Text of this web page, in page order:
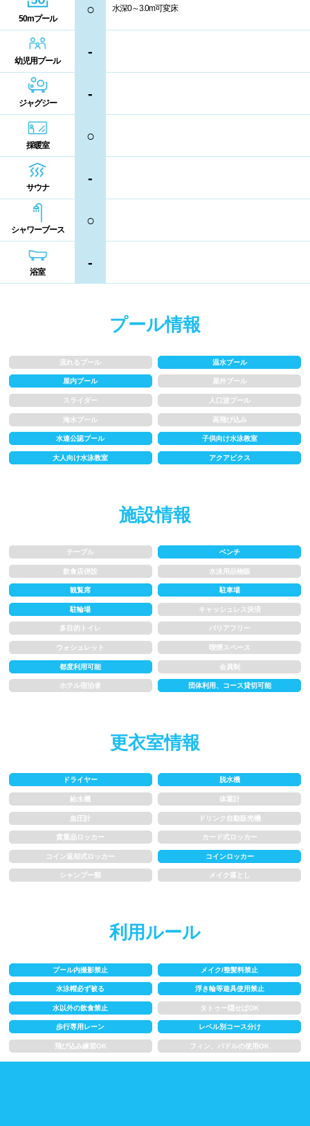
50mプール
○ 水深0～3.0m可変床
幼児用プール
-
ジャグジー
-
採暖室
○
サウナ
-
シャワーブース
○
浴室
-
プール情報
流れるプール 温水プール
屋内プール 屋外プール
スライダー 人口波プール
海水プール 高飛び込み
水連公認プール 子供向け水泳教室
大人向け水泳教室 アクアビクス
施設情報
テーブル ベンチ
飲食店併設 水泳用品物販
観覧席 駐車場
駐輪場 キャッシュレス決済
多目的トイレ バリアフリー
ウォシュレット 喫煙スペース
都度利用可能 会員制
ホテル宿泊者 団体利用、コース貸切可能
更衣室情報
ドライヤー 脱水機
給水機 体重計
血圧計 ドリンク自動販売機
貴重品ロッカー カード式ロッカー
コイン返却式ロッカー コインロッカー
シャンプー類 メイク落とし
利用ルール
プール内撮影禁止 メイク/整髪料禁止
水泳帽必ず被る 浮き輪等遊具使用禁止
水以外の飲食禁止 タトゥー隠せばOK
歩行専用レーン レベル別コース分け
飛び込み練習OK フィン、パドルの使用OK
徳島県
高知県
福岡県
熊本県
鹿児島県
ドライヤー
給水機
血圧計
貴重品ロッカー カード式ロッカー
コイン返却式ロッカー
シャンプー類
ロケーション
水深
1~1.5m
レーン
3レーン以下 4レーン
5レーン
7レーン以上
水泳帽必ず被る 浮き輪等遊具使用禁止
水以外の飲食禁止 タトゥー隠せばOK
歩行専用レーン レベル別コース分け
スクール
子供向け水泳教室 大人向け水泳教室
アクアビクス
レンタル